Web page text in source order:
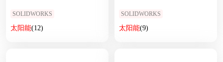
SOLIDWORKS
太阳能(12)
SOLIDWORKS
太阳能(9)